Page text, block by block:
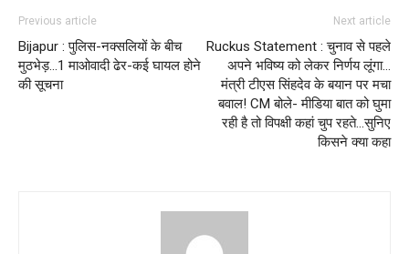
Previous article
Bijapur : पुलिस-नक्सलियों के बीच
मुठभेड़…1 माओवादी ढेर-कई घायल होने
की सूचना
Next article
Ruckus Statement : चुनाव से पहले
अपने भविष्य को लेकर निर्णय लूंगा…
मंत्री टीएस सिंहदेव के बयान पर मचा
बवाल! CM बोले- मीडिया बात को घुमा
रही है तो विपक्षी कहां चुप रहते…सुनिए
किसने क्या कहा